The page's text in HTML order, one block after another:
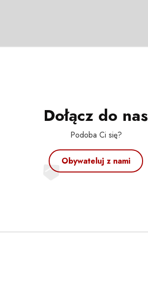
Dołącz do nas
Podoba Ci się?
Obywateluj z nami